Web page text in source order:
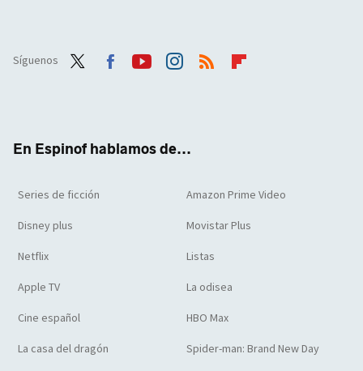
Síguenos
En Espinof hablamos de...
Series de ficción Amazon Prime Video
Disney plus Movistar Plus
Netflix Listas
Apple TV La odisea
Cine español HBO Max
La casa del dragón Spider-man: Brand New Day